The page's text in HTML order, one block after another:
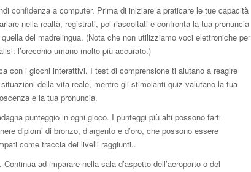
confidenza a computer. Prima di iniziare a praticare le tue capacità
nella realtà, registrati, poi riascoltati e confronta la tua pronuncia
del madrelingua. (Nota che non utilizziamo voci elettroniche per
l’orecchio umano molto più accurato.)
con i giochi interattivi. I test di comprensione ti aiutano a reagire
della vita reale, mentre gli stimolanti quiz valutano la tua
e la tua pronuncia.
punteggio in ogni gioco. I punteggi più alti possono farti
diplomi di bronzo, d’argento e d’oro, che possono essere
come traccia dei livelli raggiunti..
ad imparare nella sala d’aspetto dell’aeroporto o del